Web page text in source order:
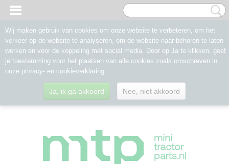
Wij maken gebruik van cookies om onze website te verbeteren, om het
verkeer op de website te analyseren, om de website naar behoren te laten
werken en voor de koppeling met social media. Door op Ja te klikken, geef
je toestemming voor het plaatsen van alle cookies zoals omschreven in
onze privacy- en cookieverklaring.
Ja, ik ga akkoord Nee, niet akkoord